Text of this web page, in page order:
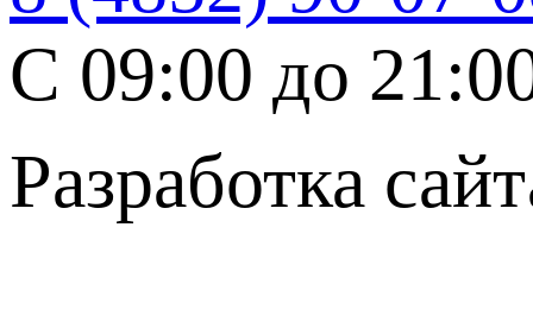
C 09:00 до
Разработка